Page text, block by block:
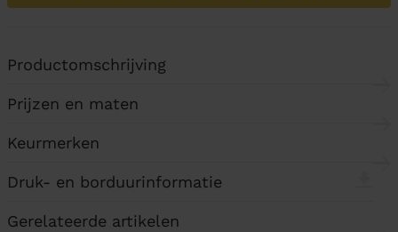
Productomschrijving
Prijzen en maten
Keurmerken
Druk- en borduurinformatie
Gerelateerde artikelen